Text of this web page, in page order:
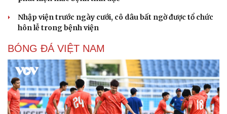
Nhập viện trước ngày cưới, cô dâu bất ngờ được tổ chức
hôn lễ trong bệnh viện
BÓNG ĐÁ VIỆT NAM